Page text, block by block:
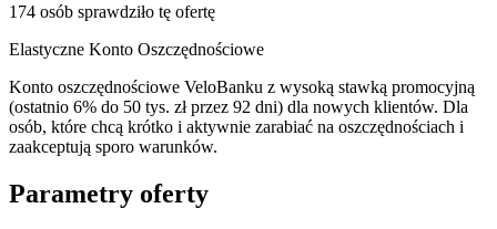
174 osób sprawdziło tę ofertę
Elastyczne Konto Oszczędnościowe
Konto oszczędnościowe VeloBanku z wysoką stawką promocyjną
(ostatnio 6% do 50 tys. zł przez 92 dni) dla nowych klientów. Dla
osób, które chcą krótko i aktywnie zarabiać na oszczędnościach i
zaakceptują sporo warunków.
Parametry oferty